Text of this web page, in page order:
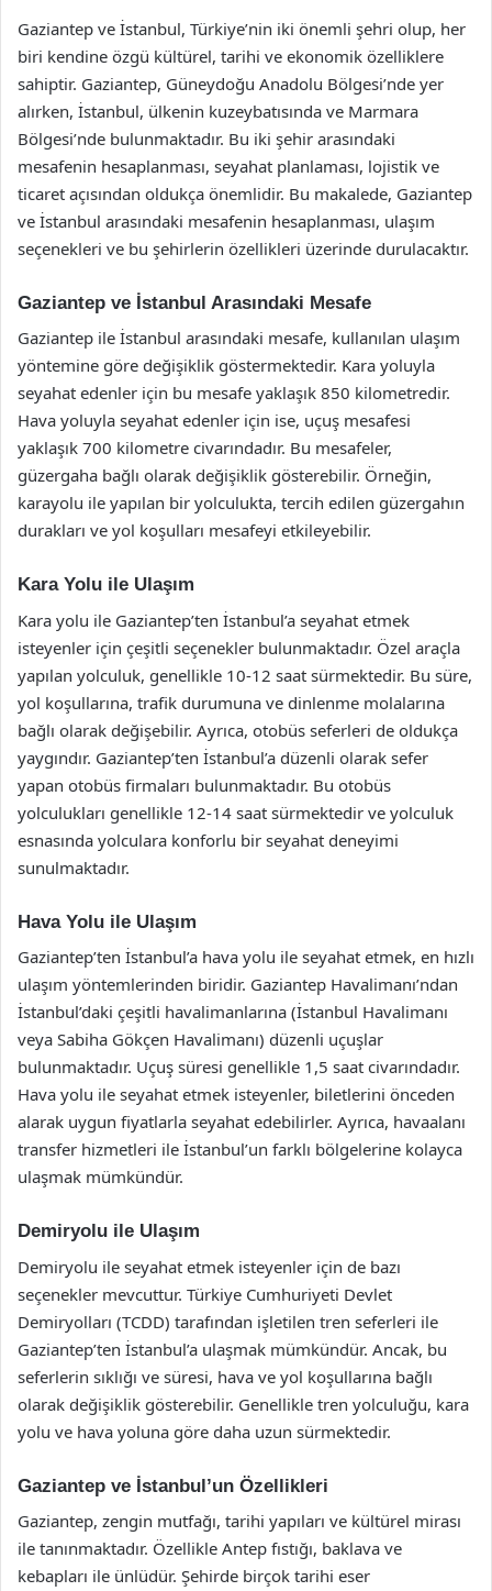
Gaziantep ve İstanbul, Türkiye’nin iki önemli şehri olup, her
biri kendine özgü kültürel, tarihi ve ekonomik özelliklere
sahiptir. Gaziantep, Güneydoğu Anadolu Bölgesi’nde yer
alırken, İstanbul, ülkenin kuzeybatısında ve Marmara
Bölgesi’nde bulunmaktadır. Bu iki şehir arasındaki
mesafenin hesaplanması, seyahat planlaması, lojistik ve
ticaret açısından oldukça önemlidir. Bu makalede, Gaziantep
ve İstanbul arasındaki mesafenin hesaplanması, ulaşım
seçenekleri ve bu şehirlerin özellikleri üzerinde durulacaktır.
Gaziantep ve İstanbul Arasındaki Mesafe
Gaziantep ile İstanbul arasındaki mesafe, kullanılan ulaşım
yöntemine göre değişiklik göstermektedir. Kara yoluyla
seyahat edenler için bu mesafe yaklaşık 850 kilometredir.
Hava yoluyla seyahat edenler için ise, uçuş mesafesi
yaklaşık 700 kilometre civarındadır. Bu mesafeler,
güzergaha bağlı olarak değişiklik gösterebilir. Örneğin,
karayolu ile yapılan bir yolculukta, tercih edilen güzergahın
durakları ve yol koşulları mesafeyi etkileyebilir.
Kara Yolu ile Ulaşım
Kara yolu ile Gaziantep’ten İstanbul’a seyahat etmek
isteyenler için çeşitli seçenekler bulunmaktadır. Özel araçla
yapılan yolculuk, genellikle 10-12 saat sürmektedir. Bu süre,
yol koşullarına, trafik durumuna ve dinlenme molalarına
bağlı olarak değişebilir. Ayrıca, otobüs seferleri de oldukça
yaygındır. Gaziantep’ten İstanbul’a düzenli olarak sefer
yapan otobüs firmaları bulunmaktadır. Bu otobüs
yolculukları genellikle 12-14 saat sürmektedir ve yolculuk
esnasında yolculara konforlu bir seyahat deneyimi
sunulmaktadır.
Hava Yolu ile Ulaşım
Gaziantep’ten İstanbul’a hava yolu ile seyahat etmek, en hızlı
ulaşım yöntemlerinden biridir. Gaziantep Havalimanı’ndan
İstanbul’daki çeşitli havalimanlarına (İstanbul Havalimanı
veya Sabiha Gökçen Havalimanı) düzenli uçuşlar
bulunmaktadır. Uçuş süresi genellikle 1,5 saat civarındadır.
Hava yolu ile seyahat etmek isteyenler, biletlerini önceden
alarak uygun fiyatlarla seyahat edebilirler. Ayrıca, havaalanı
transfer hizmetleri ile İstanbul’un farklı bölgelerine kolayca
ulaşmak mümkündür.
Demiryolu ile Ulaşım
Demiryolu ile seyahat etmek isteyenler için de bazı
seçenekler mevcuttur. Türkiye Cumhuriyeti Devlet
Demiryolları (TCDD) tarafından işletilen tren seferleri ile
Gaziantep’ten İstanbul’a ulaşmak mümkündür. Ancak, bu
seferlerin sıklığı ve süresi, hava ve yol koşullarına bağlı
olarak değişiklik gösterebilir. Genellikle tren yolculuğu, kara
yolu ve hava yoluna göre daha uzun sürmektedir.
Gaziantep ve İstanbul’un Özellikleri
Gaziantep, zengin mutfağı, tarihi yapıları ve kültürel mirası
ile tanınmaktadır. Özellikle Antep fıstığı, baklava ve
kebapları ile ünlüdür. Şehirde birçok tarihi eser